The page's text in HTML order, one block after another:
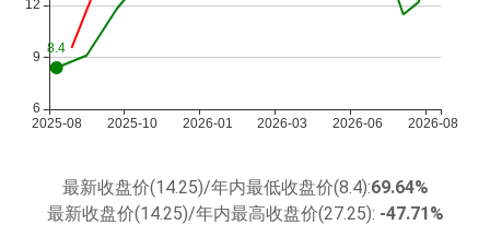
最新收盘价(14.25)/年内最低收盘价(8.4):69.64%
最新收盘价(14.25)/年内最高收盘价(27.25): -47.71%